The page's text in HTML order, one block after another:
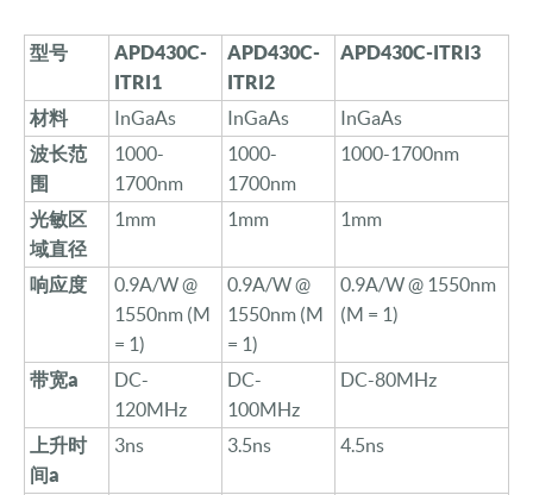
型号
APD430C-
ITRI1
APD430C-
ITRI2
APD430C-ITRI3
材料 InGaAs InGaAs
InGaAs
波长范
围
1000-
1700nm
1000-
1700nm
1000-1700nm
光敏区
域直径
1mm 1mm 1mm
响应度
0.9A/W @
1550nm (M
= 1)
0.9A/W @
1550nm (M
= 1)
0.9A/W @ 1550nm
(M = 1)
带宽a
DC-
120MHz
DC-
100MHz
DC-80MHz
上升时
间a
3ns 3.5ns 4.5ns